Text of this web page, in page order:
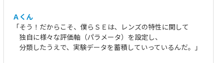
Ａくん
「そう！だからこそ、僕らＳＥは、レンズの特性に関して
独自に様々な評価軸（パラメータ）を設定し、
分類したうえで、実験データを蓄積していっているんだ。」